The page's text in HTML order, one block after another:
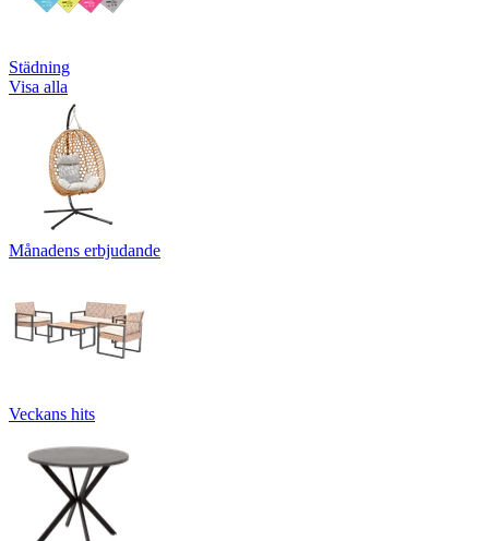
Städning
Visa alla
Månadens erbjudande
Veckans hits